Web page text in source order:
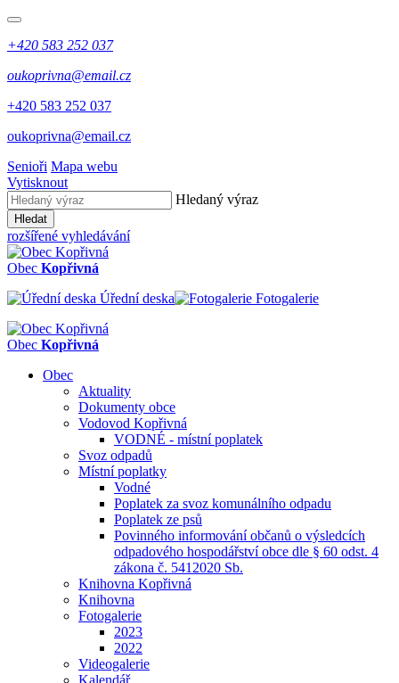
+420 583 252 037
oukoprivna@email.cz
+420 583 252 037
oukoprivna@email.cz
Senioři Mapa webu
Vytisknout
Hledaný výraz
Hledat
rozšířené vyhledávání
Obec Kopřivná
Úřední deska
Fotogalerie
Obec Kopřivná
Obec
Aktuality
Dokumenty obce
Vodovod Kopřivná
VODNÉ - místní poplatek
Svoz odpadů
Místní poplatky
Vodné
Poplatek za svoz komunálního odpadu
Poplatek ze psů
Povinného informování občanů o výsledcích
odpadového hospodářství obce dle § 60 odst. 4
zákona č. 5412020 Sb.
Knihovna Kopřivná
Knihovna
Fotogalerie
2023
2022
Videogalerie
Kalendář